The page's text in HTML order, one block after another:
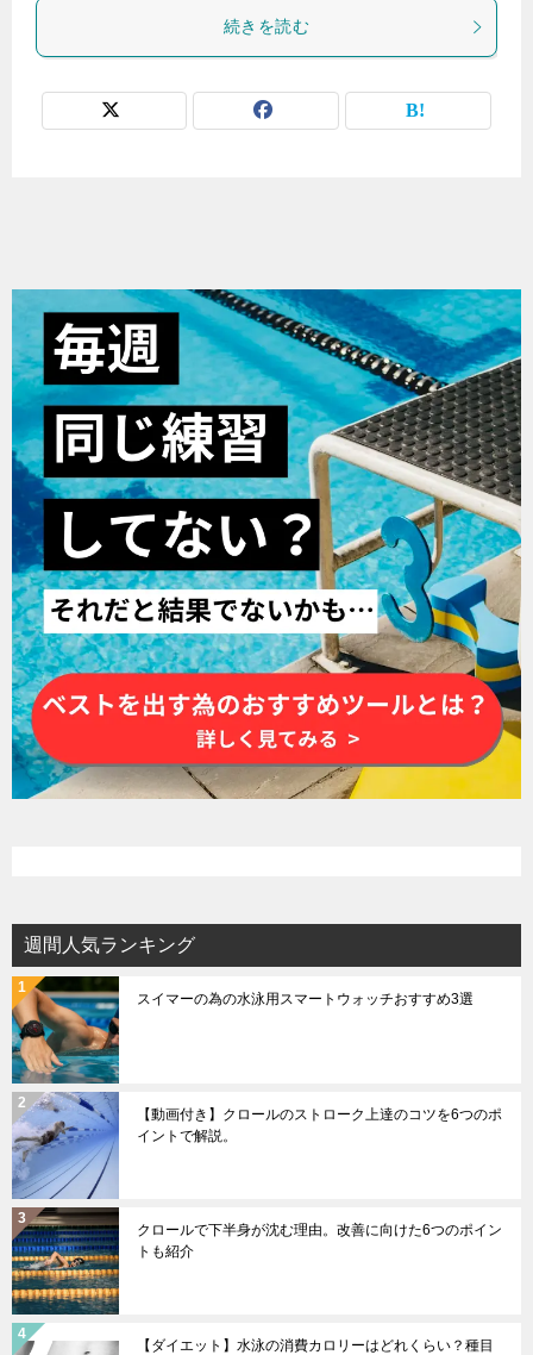
続きを読む
週間人気ランキング
スイマーの為の水泳用スマートウォッチおすすめ3選
【動画付き】クロールのストローク上達のコツを6つのポ
イントで解説。
クロールで下半身が沈む理由。改善に向けた6つのポイン
トも紹介
【ダイエット】水泳の消費カロリーはどれくらい？種目